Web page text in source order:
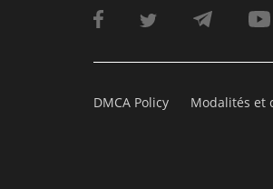
DMCA Policy Modalités et